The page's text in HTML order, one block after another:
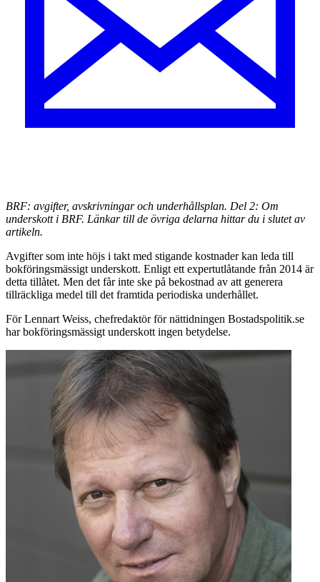
BRF: avgifter, avskrivningar och underhållsplan. Del 2: Om
underskott i BRF. Länkar till de övriga delarna hittar du i slutet av
artikeln.
Avgifter som inte höjs i takt med stigande kostnader kan leda till
bokföringsmässigt underskott. Enligt ett expertutlåtande från 2014 är
detta tillåtet. Men det får inte ske på bekostnad av att generera
tillräckliga medel till det framtida periodiska underhållet.
För Lennart Weiss, chefredaktör för nättidningen Bostadspolitik.se
har bokföringsmässigt underskott ingen betydelse.